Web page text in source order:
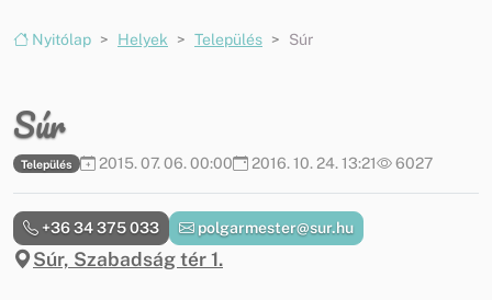
Nyitólap Helyek Település Súr
Súr
Település 2015. 07. 06. 00:00 2016. 10. 24. 13:21 6027
Súr, Szabadság tér 1.
+36 34 375 033 polgarmester@sur.hu